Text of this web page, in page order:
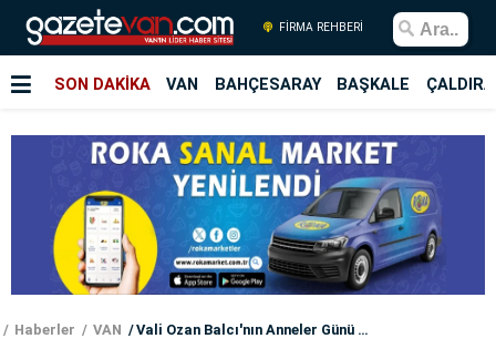
FİRMA REHBERİ
SON DAKİKA VAN BAHÇESARAY BAŞKALE
Haberler VAN Vali Ozan Balcı'nın Anneler Günü Mesajı